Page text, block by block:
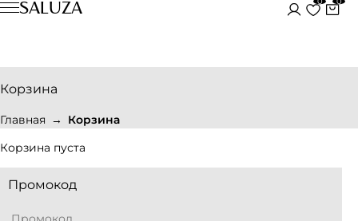
SALUZA
Корзина
Главная
Корзина
Корзина пуста
Промокод